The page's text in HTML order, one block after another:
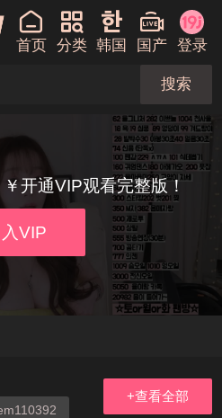
首页 分类 韩国 国产 登录
搜索
开通VIP观看完整版！
VIP
+查看全部